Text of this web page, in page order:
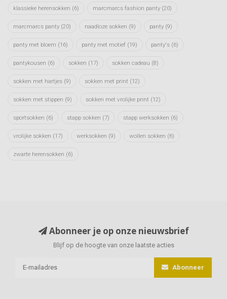
klassieke herensokken (6) marcmarcs fashion panty (20)
marcmarcs panty (20) naadloze sokken (9) panty (9)
panty met bloem (16) panty met motief (19) panty's (6)
pantykousen (6) sokken (17) sokken cadeau (8)
sokken met hartjes (9) sokken met print (12)
sokken met stippen (9) sokken met vrolijke print (12)
sportsokken (6) stapp sokken (7) stapp werksokken (6)
vrolijke sokken (17) werksokken (9) wollen sokken (6)
zwarte herensokken (6)
Abonneer je op onze nieuwsbrief
Blijf op de hoogte van onze laatste acties
Abonneer